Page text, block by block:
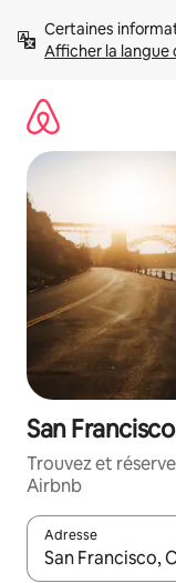
directement
Afficher la langue
San
Trouvez et
Airbnb
Adresse
Lorsque les